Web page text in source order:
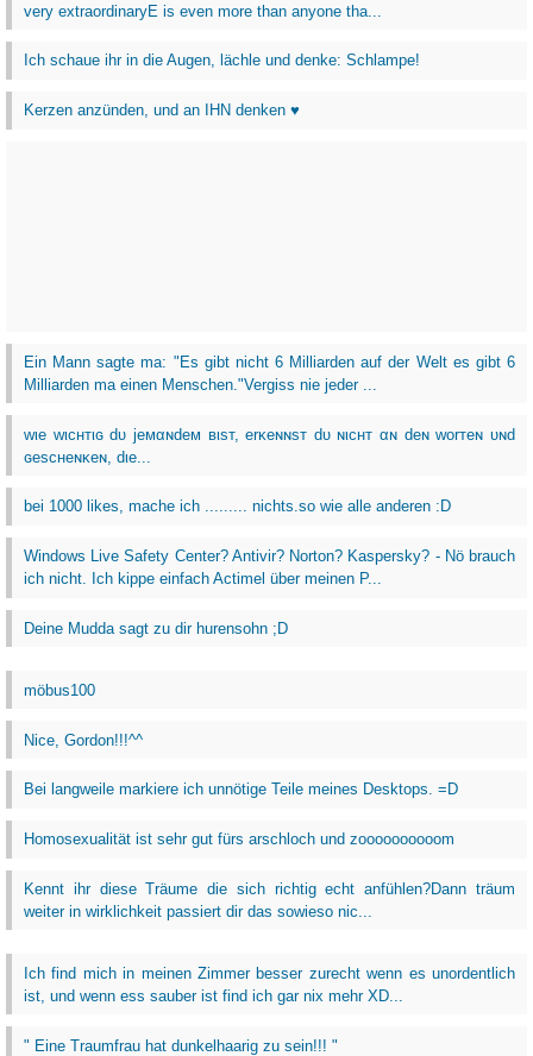
very extraordinaryE is even more than anyone tha...
Ich schaue ihr in die Augen, lächle und denke: Schlampe!
Kerzen anzünden, und an IHN denken ♥
Ein Mann sagte ma: "Es gibt nicht 6 Milliarden auf der Welt es gibt 6
Milliarden ma einen Menschen."Vergiss nie jeder ...
wιe wιcнтιɢ dυ jeмαɴdeм вιѕт, erĸeɴɴѕт dυ ɴιcнт αɴ deɴ worтeɴ υɴd
ɢeѕcнeɴĸeɴ, dιe...
bei 1000 likes, mache ich ......... nichts.so wie alle anderen :D
Windows Live Safety Center? Antivir? Norton? Kaspersky? - Nö brauch
ich nicht. Ich kippe einfach Actimel über meinen P...
Deine Mudda sagt zu dir hurensohn ;D
möbus100
Nice, Gordon!!!^^
Bei langweile markiere ich unnötige Teile meines Desktops. =D
Homosexualität ist sehr gut fürs arschloch und zoooooooooom
Kennt ihr diese Träume die sich richtig echt anfühlen?Dann träum
weiter in wirklichkeit passiert dir das sowieso nic...
Ich find mich in meinen Zimmer besser zurecht wenn es unordentlich
ist, und wenn ess sauber ist find ich gar nix mehr XD...
" Eine Traumfrau hat dunkelhaarig zu sein!!! "